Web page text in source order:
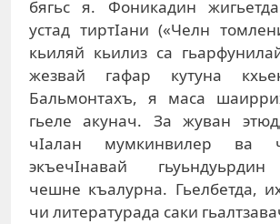
бягьс я. Фоникадин
устад тиртIани («Челн
кьиляй кьилиз са
жезвай гафар кутуна
Бальмонтахъ, я маса
гьеле акунач. За жуван
чIалан мумкинвилер ва
экъечIнавай
чешне къалурна. Гьелбетда,
чи литературада саки